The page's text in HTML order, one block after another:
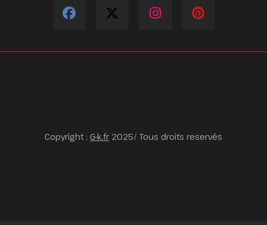
Copyright : G-k.fr2025/ Tous droits reservés